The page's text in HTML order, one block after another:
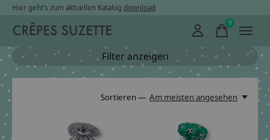
Hier geht’s zum aktuellen Katalog download
0items
Filter anzeigen
Sortieren — Am meisten angesehen